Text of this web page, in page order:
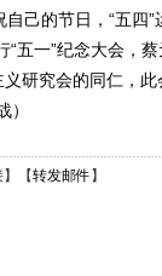
己的节日，“五四
五一”纪念大会，
研究会的同仁，此
】【转发邮件 】